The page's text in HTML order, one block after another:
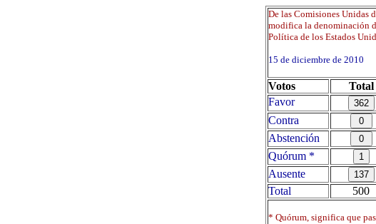
De las Comisiones Unidas
modifica la denominación
Política de los Estados
15 de diciembre de
Votos Total
Favor
Contra
Abstención
Quórum *
Ausente
Total
500
* Quórum, significa que